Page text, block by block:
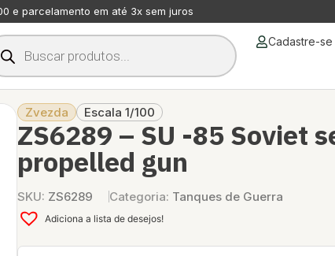
e parcelamento em até 3x sem juros
Cadastre-se
Zvezda Escala 1/100
ZS6289 – SU -85 Soviet
propelled gun
SKU: ZS6289 Categoria: Tanques de Guerra
Adiciona a lista de desejos!